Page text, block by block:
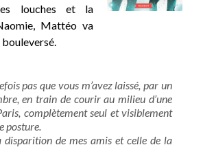
louches et la
Mattéo va
pas que vous m’avez laissé, par un
en train de courir au milieu d’une
complètement seul et visiblement
posture.
disparition de mes amis et celle de la